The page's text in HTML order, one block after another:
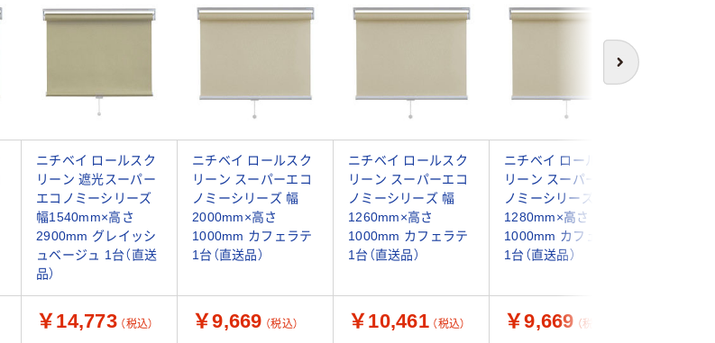
次へ
ニチベイ ロールスク
リーン 遮光スーパー
エコノミーシリーズ
幅1540mm×高さ
2900mm グレイッシ
ュベージュ 1台（直送
品）
ニチベイ ロールスク
リーン スーパーエコ
ノミーシリーズ 幅
2000mm×高さ
1000mm カフェラテ
1台（直送品）
ニチベイ ロールスク
リーン スーパーエコ
ノミーシリーズ 幅
1260mm×高さ
1000mm カフェラテ
1台（直送品）
ニチベイ ロールスク
リーン スーパーエコ
ノミーシリーズ 幅
1280mm×高さ
1000mm カフェラテ
1台（直送品）
￥14,773 （税込） ￥9,669 （税込） ￥10,461 （税込） ￥9,669 （税込）